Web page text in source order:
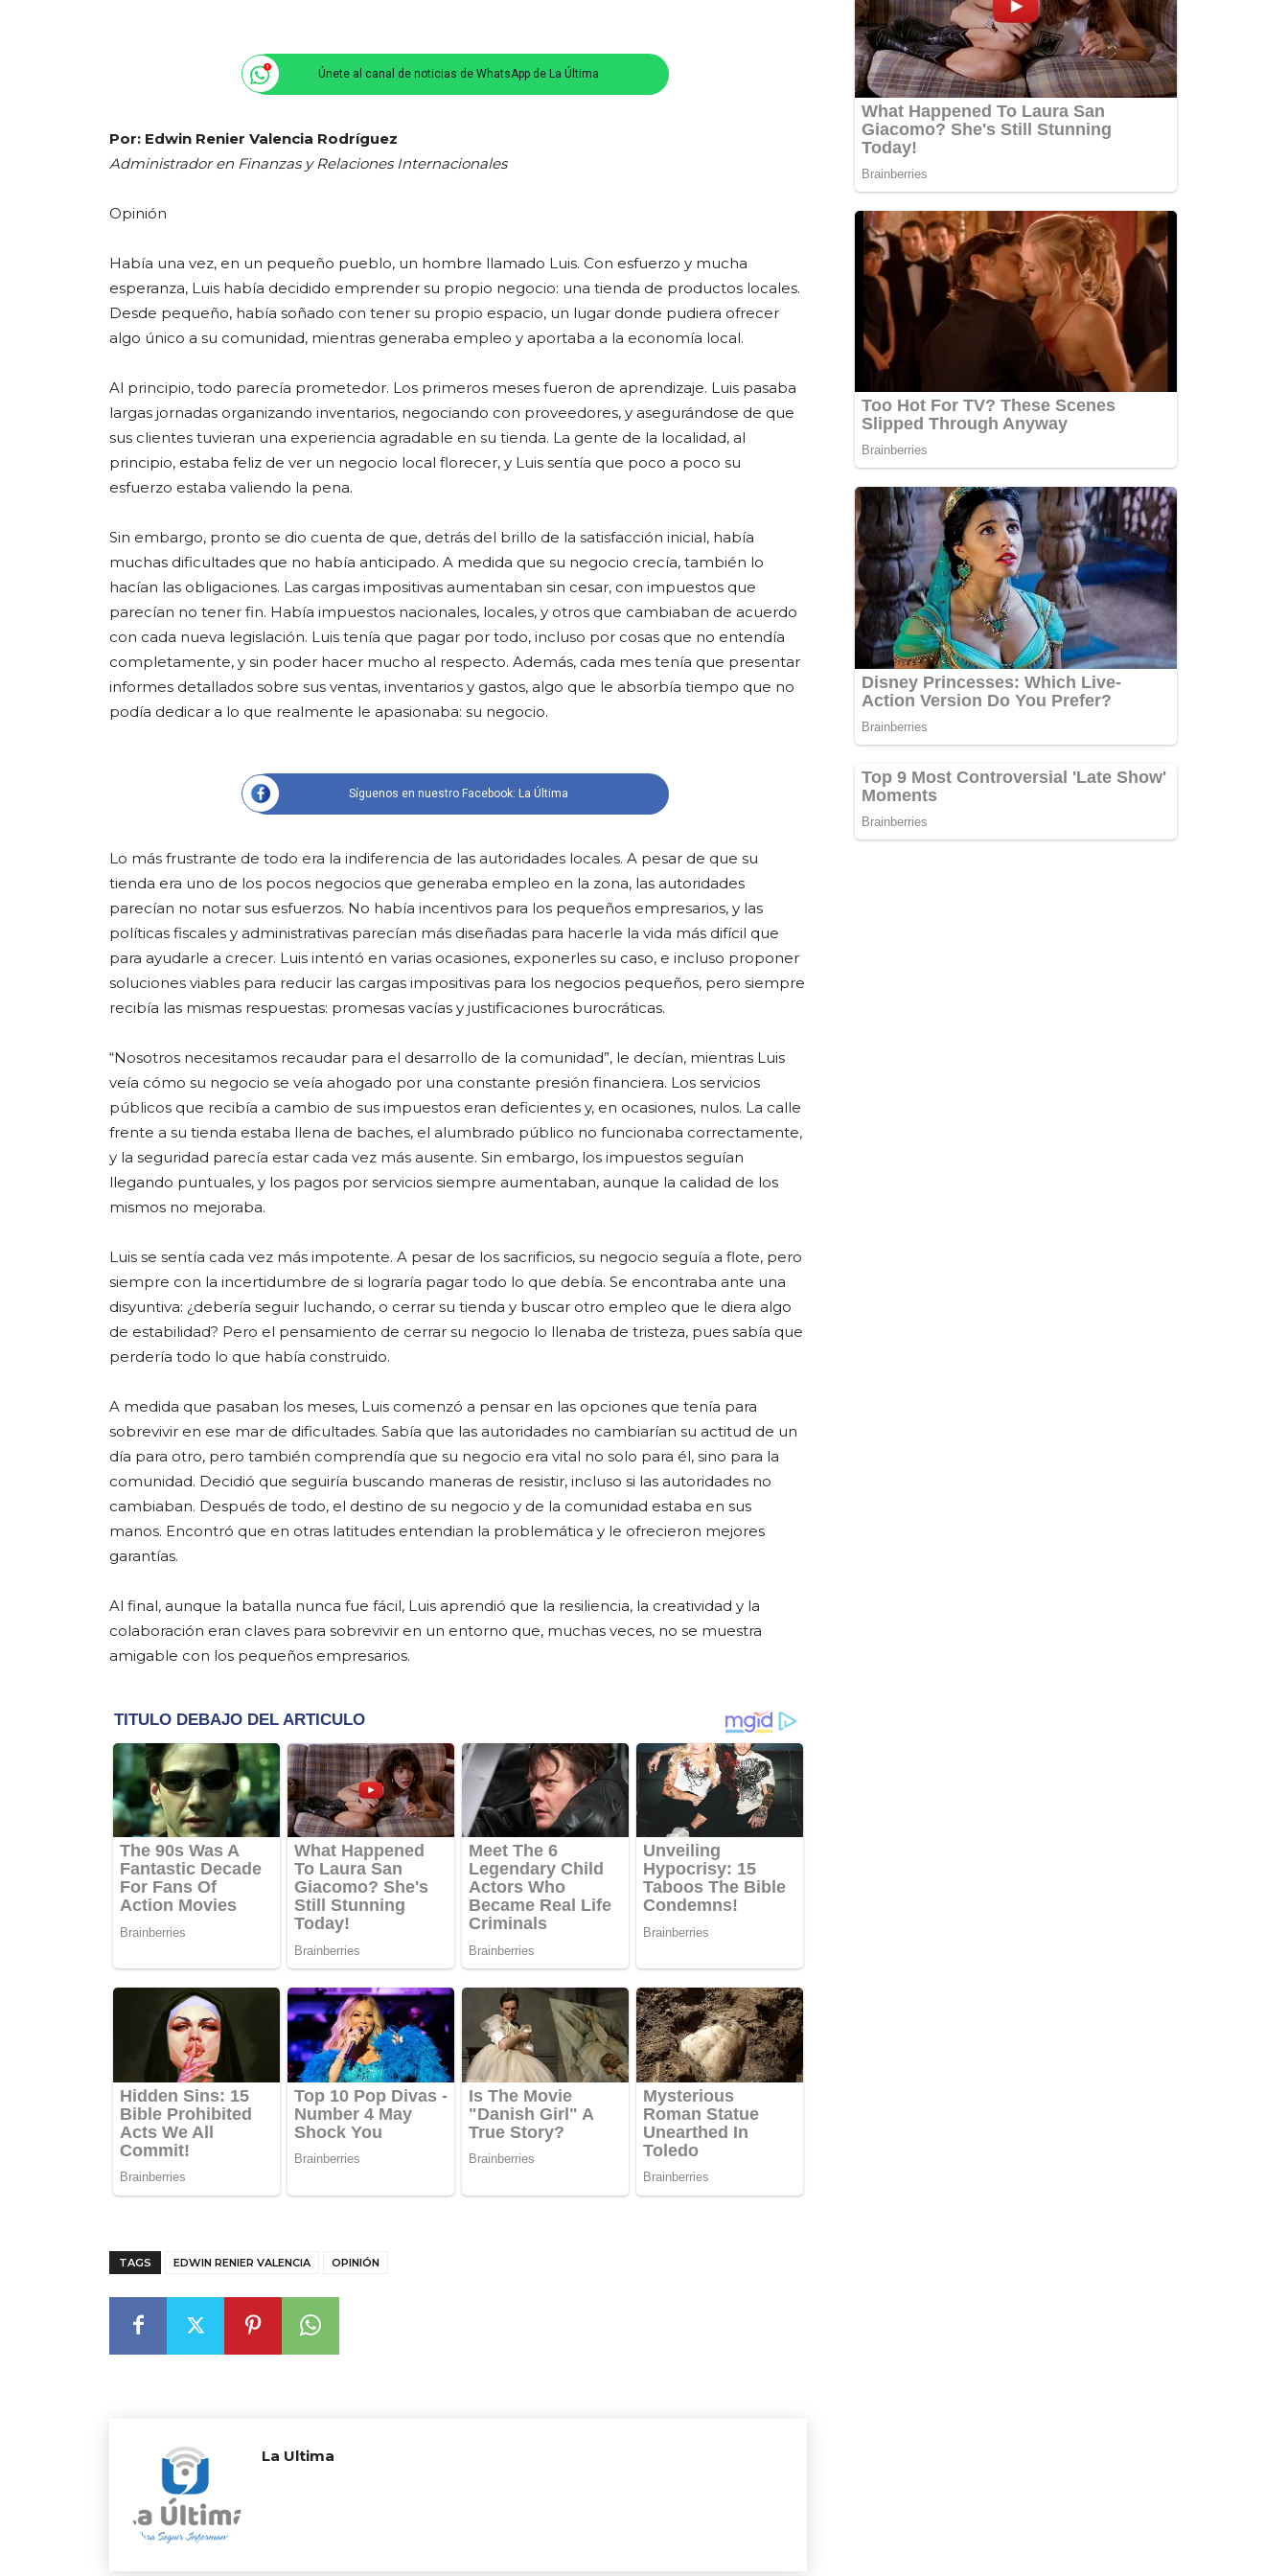
Únete al canal de noticias de WhatsApp de La Última
Por: Edwin Renier Valencia Rodríguez
Administrador en Finanzas y Relaciones Internacionales
Opinión
Había una vez, en un pequeño pueblo, un hombre llamado Luis. Con esfuerzo y mucha
esperanza, Luis había decidido emprender su propio negocio: una tienda de productos locales.
Desde pequeño, había soñado con tener su propio espacio, un lugar donde pudiera ofrecer
algo único a su comunidad, mientras generaba empleo y aportaba a la economía local.
Al principio, todo parecía prometedor. Los primeros meses fueron de aprendizaje. Luis pasaba
largas jornadas organizando inventarios, negociando con proveedores, y asegurándose de que
sus clientes tuvieran una experiencia agradable en su tienda. La gente de la localidad, al
principio, estaba feliz de ver un negocio local florecer, y Luis sentía que poco a poco su
esfuerzo estaba valiendo la pena.
Sin embargo, pronto se dio cuenta de que, detrás del brillo de la satisfacción inicial, había
muchas dificultades que no había anticipado. A medida que su negocio crecía, también lo
hacían las obligaciones. Las cargas impositivas aumentaban sin cesar, con impuestos que
parecían no tener fin. Había impuestos nacionales, locales, y otros que cambiaban de acuerdo
con cada nueva legislación. Luis tenía que pagar por todo, incluso por cosas que no entendía
completamente, y sin poder hacer mucho al respecto. Además, cada mes tenía que presentar
informes detallados sobre sus ventas, inventarios y gastos, algo que le absorbía tiempo que no
podía dedicar a lo que realmente le apasionaba: su negocio.
Síguenos en nuestro Facebook: La Última
Lo más frustrante de todo era la indiferencia de las autoridades locales. A pesar de que su
tienda era uno de los pocos negocios que generaba empleo en la zona, las autoridades
parecían no notar sus esfuerzos. No había incentivos para los pequeños empresarios, y las
políticas fiscales y administrativas parecían más diseñadas para hacerle la vida más difícil que
para ayudarle a crecer. Luis intentó en varias ocasiones, exponerles su caso, e incluso proponer
soluciones viables para reducir las cargas impositivas para los negocios pequeños, pero siempre
recibía las mismas respuestas: promesas vacías y justificaciones burocráticas.
“Nosotros necesitamos recaudar para el desarrollo de la comunidad”, le decían, mientras Luis
veía cómo su negocio se veía ahogado por una constante presión financiera. Los servicios
públicos que recibía a cambio de sus impuestos eran deficientes y, en ocasiones, nulos. La calle
frente a su tienda estaba llena de baches, el alumbrado público no funcionaba correctamente,
y la seguridad parecía estar cada vez más ausente. Sin embargo, los impuestos seguían
llegando puntuales, y los pagos por servicios siempre aumentaban, aunque la calidad de los
mismos no mejoraba.
Luis se sentía cada vez más impotente. A pesar de los sacrificios, su negocio seguía a flote, pero
siempre con la incertidumbre de si lograría pagar todo lo que debía. Se encontraba ante una
disyuntiva: ¿debería seguir luchando, o cerrar su tienda y buscar otro empleo que le diera algo
de estabilidad? Pero el pensamiento de cerrar su negocio lo llenaba de tristeza, pues sabía que
perdería todo lo que había construido.
A medida que pasaban los meses, Luis comenzó a pensar en las opciones que tenía para
sobrevivir en ese mar de dificultades. Sabía que las autoridades no cambiarían su actitud de un
día para otro, pero también comprendía que su negocio era vital no solo para él, sino para la
comunidad. Decidió que seguiría buscando maneras de resistir, incluso si las autoridades no
cambiaban. Después de todo, el destino de su negocio y de la comunidad estaba en sus
manos. Encontró que en otras latitudes entendian la problemática y le ofrecieron mejores
garantías.
Al final, aunque la batalla nunca fue fácil, Luis aprendió que la resiliencia, la creatividad y la
colaboración eran claves para sobrevivir en un entorno que, muchas veces, no se muestra
amigable con los pequeños empresarios.
TAGS EDWIN RENIER VALENCIA OPINIÓN
La Ultima